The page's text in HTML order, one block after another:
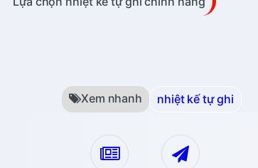
Xem nhanh nhiệt kế tự ghi